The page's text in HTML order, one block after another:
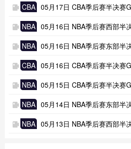
CBA 05月17日 CBA季后赛半决赛G2
NBA 05月16日 NBA季后赛西部半决赛G6
NBA 05月16日 NBA季后赛东部半决赛G6
CBA 05月16日 CBA季后赛半决赛G1
NBA 05月15日 CBA季后赛半决赛G1
NBA 05月14日 NBA季后赛东部半决赛G5
NBA 05月13日 NBA季后赛西部半决赛G5